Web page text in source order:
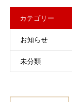
カテゴリー
お知らせ
未分類